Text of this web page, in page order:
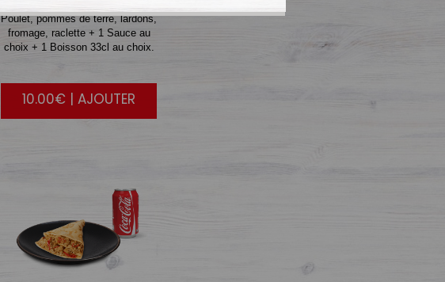
Poulet, pommes de terre, lardons,
fromage, raclette + 1 Sauce au
choix + 1 Boisson 33cl au choix.
10.00€ | AJOUTER